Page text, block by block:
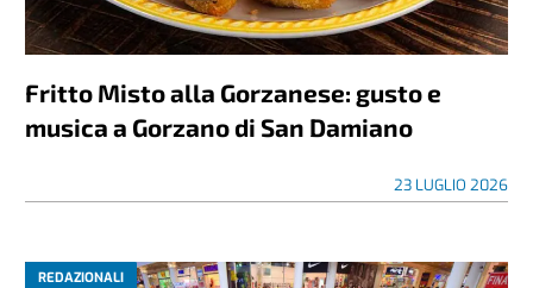
Fritto Misto alla Gorzanese: gusto e
musica a Gorzano di San Damiano
23 LUGLIO 2026
REDAZIONALI